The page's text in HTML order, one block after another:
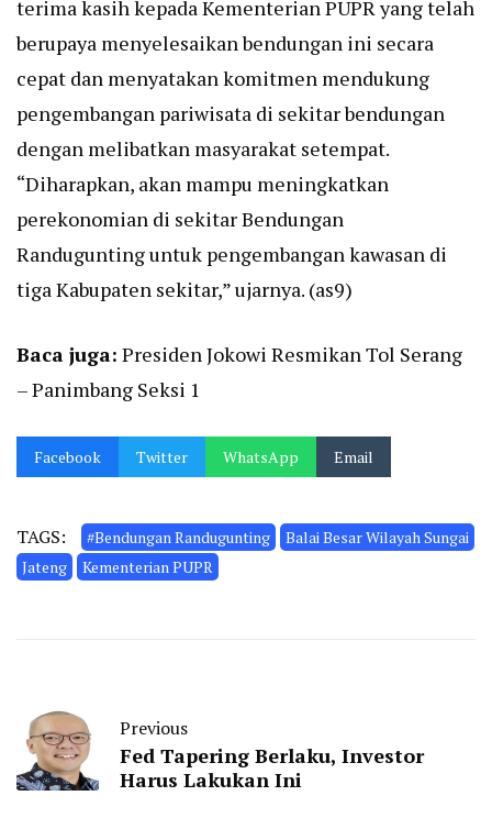
terima kasih kepada Kementerian PUPR yang telah
berupaya menyelesaikan bendungan ini secara
cepat dan menyatakan komitmen mendukung
pengembangan pariwisata di sekitar bendungan
dengan melibatkan masyarakat setempat.
“Diharapkan, akan mampu meningkatkan
perekonomian di sekitar Bendungan
Randugunting untuk pengembangan kawasan di
tiga Kabupaten sekitar,” ujarnya. (as9)
Baca juga: Presiden Jokowi Resmikan Tol Serang
– Panimbang Seksi 1
Facebook Twitter WhatsApp Email
TAGS: #Bendungan Randugunting
Balai Besar Wilayah Sungai
Jateng
Kementerian PUPR
Previous
Fed Tapering Berlaku, Investor
Harus Lakukan Ini